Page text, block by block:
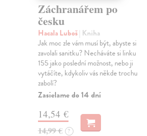
Záchranářem po
česku
Hacala Luboš| Kniha
Jak moc zle vám musí být, abyste si
zavolali sanitku? Necháváte si linku
155 jako poslední možnost, nebo ji
vytáčíte, kdykoliv vás někde trochu
zabolí?
Zasielame do 14 dní
14,54 €
14,99 € ?